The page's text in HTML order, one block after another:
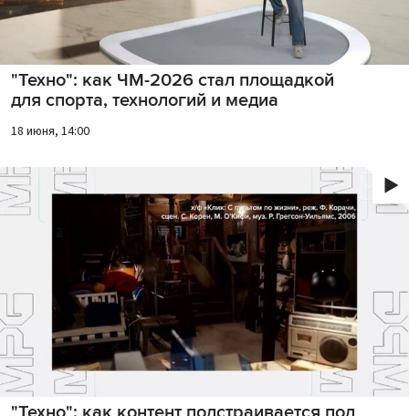
"Техно": как ЧМ-2026 стал площадкой
для спорта, технологий и медиа
18 июня, 14:00